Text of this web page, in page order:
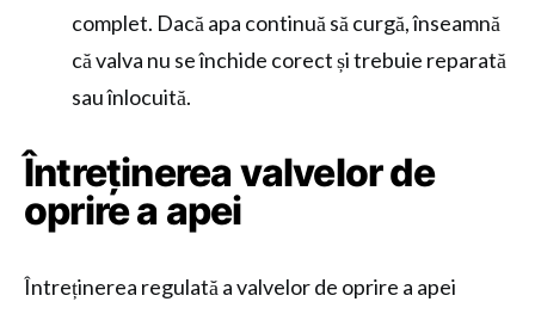
complet. Dacă apa continuă să curgă, înseamnă
că valva nu se închide corect și trebuie reparată
sau înlocuită.
Întreținerea valvelor de
oprire a apei
Întreținerea regulată a valvelor de oprire a apei